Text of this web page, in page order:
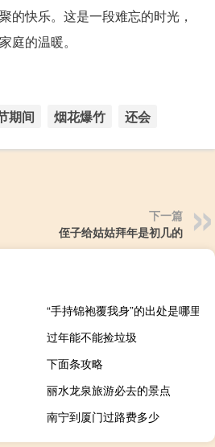
的快乐。这是一段难忘的时光，
庭的温暖。
期间 烟花爆竹 还会
下一篇
侄子给姑姑拜年是初几的
“手持锦袍覆我身”的出处是哪里
过年能不能捡垃圾
下面条攻略
丽水龙泉旅游必去的景点
南宁到厦门过路费多少